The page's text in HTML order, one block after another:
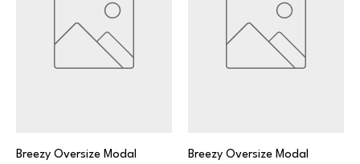
Breezy Oversize Modal Breezy Oversize Modal